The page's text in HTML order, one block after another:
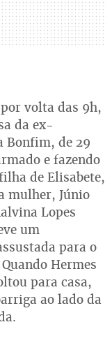
volta das 9h,
da ex-
Bonfim, de 29
e fazendo
de Elisabete,
mulher, Júnio
Lopes
um
para o
Hermes
para casa,
ao lado da